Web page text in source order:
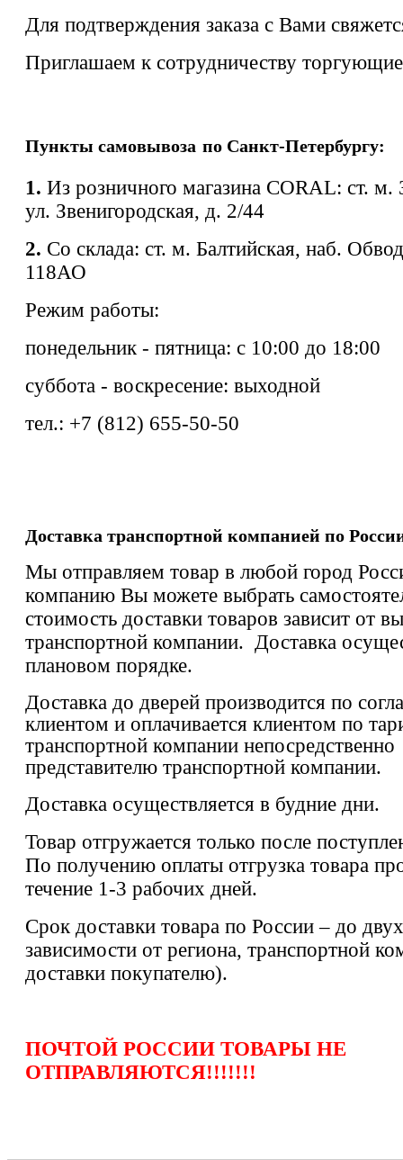
Для подтверждения заказа с Вами
Приглашаем к сотрудничеству
Пункты самовывоза по Санкт-Петербургу:
1. Из розничного магазина CORAL: ст. м.
ул. Звенигородская, д. 2/44
2. Со склада: ст. м. Балтийская, наб.
118АО
Режим работы:
понедельник - пятница: с 10:00 до 18:00
суббота - воскресение: выходной
тел.: +7 (812) 655-50-50
Доставка транспортной компанией по
Мы отправляем товар в любой город
компанию Вы можете выбрать
стоимость доставки товаров зависит от
транспортной компании. Доставка
плановом порядке.
Доставка до дверей производится по
клиентом и оплачивается клиентом по
транспортной компании непосредственно
представителю транспортной компании.
Доставка осуществляется в будние дни.
Товар отгружается только после
По получению оплаты отгрузка товара
течение 1-3 рабочих дней.
Срок доставки товара по России – до
зависимости от региона, транспортной
доставки покупателю).
ПОЧТОЙ РОССИИ ТОВАРЫ НЕ
ОТПРАВЛЯЮТСЯ!!!!!!!